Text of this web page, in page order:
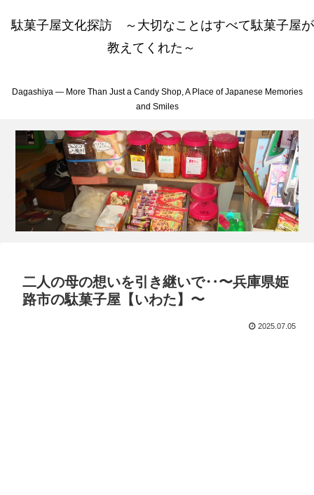
駄菓子屋文化探訪 ～大切なことはすべて駄菓子屋が
教えてくれた～
Dagashiya — More Than Just a Candy Shop, A Place of Japanese Memories
and Smiles
二人の母の想いを引き継いで‥〜兵庫県姫
路市の駄菓子屋【いわた】〜
2025.07.05